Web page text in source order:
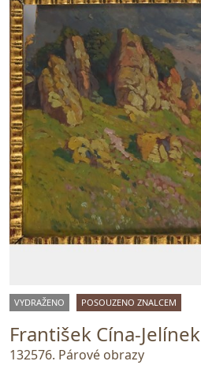
VYDRAŽENO POSOUZENO ZNALCEM
František Cína-Jelínek
132576. Párové obrazy